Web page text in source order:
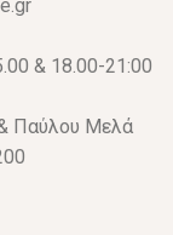
& 18.00-21:00
Παύλου Μελά